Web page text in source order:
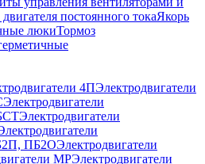
постоянного токаЯкорь
люкиТормоз
4ПЭлектродвигатели
Электродвигатели
Электродвигатели
ПБ2ОЭлектродвигатели
МРЭлектродвигатели